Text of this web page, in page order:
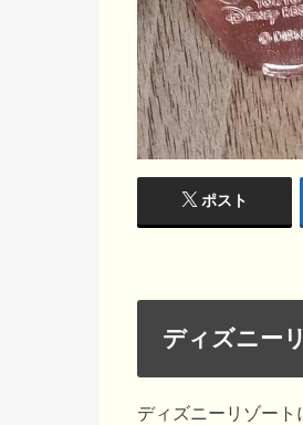
ポスト
ディズニー
ディズニーリゾー